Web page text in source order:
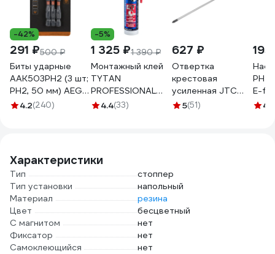
-42%
291 ₽500 ₽
Биты ударные
AAK503PH2 (3 шт;
PH2, 50 мм) AEG
4932479181
4.2(240)
-5%
1 325 ₽1 390 ₽
Монтажный клей
TYTAN
PROFESSIONAL
Fix2 GT гибридный
4.4(33)
627 ₽
Отвертка
крестовая
усиленная JTC
PH2x300 мм, 7614
5(51)
195
PH2
Е-
4.4
Характеристики
Тип
стоппер
Тип установки
напольный
Материал
резина
Цвет
бесцветный
С магнитом
нет
Фиксатор
нет
Самоклеющийся
нет